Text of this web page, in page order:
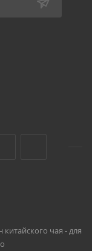
чая - для